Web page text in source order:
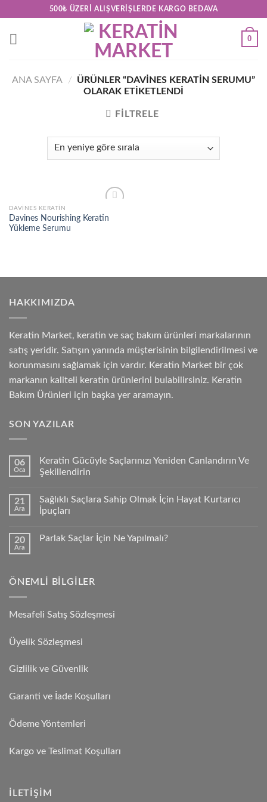
content
500₺ ÜZERI ALIŞVERIŞLERDE KARGO BEDAVA
0
ANA SAYFA /
ÜRÜNLER “DAVINES KERATIN SERUMU”
OLARAK ETIKETLENDI
FILTRELE
Add to
wishlist
DAVINES KERATIN
Davines Nourishing Keratin
Yükleme Serumu
HAKKIMIZDA
Keratin Market, keratin ve saç bakım ürünleri markalarının
satış yeridir. Satışın yanında müşterisinin bilgilendirilmesi ve
korunmasını sağlamak için vardır. Keratin Market bir çok
markanın kaliteli keratin ürünlerini bulabilirsiniz. Keratin
Bakım Ürünleri için başka yer aramayın.
SON YAZILAR
06
Oca
Keratin Gücüyle Saçlarınızı Yeniden Canlandırın Ve
Şekillendirin
21
Ara
Sağlıklı Saçlara Sahip Olmak İçin Hayat Kurtarıcı
İpuçları
20
Ara
Parlak Saçlar İçin Ne Yapılmalı?
ÖNEMLI BILGILER
Mesafeli Satış Sözleşmesi
Üyelik Sözleşmesi
Gizlilik ve Güvenlik
Garanti ve İade Koşulları
Ödeme Yöntemleri
Kargo ve Teslimat Koşulları
İLETIŞIM